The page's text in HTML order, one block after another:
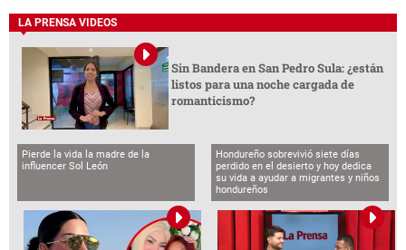
LA PRENSA VIDEOS
Sin Bandera en San Pedro Sula: ¿están
listos para una noche cargada de
romanticismo?
Pierde la vida la madre de la
influencer Sol León
Hondureño sobrevivió siete días
perdido en el desierto y hoy dedica
su vida a ayudar a migrantes y niños
hondureños